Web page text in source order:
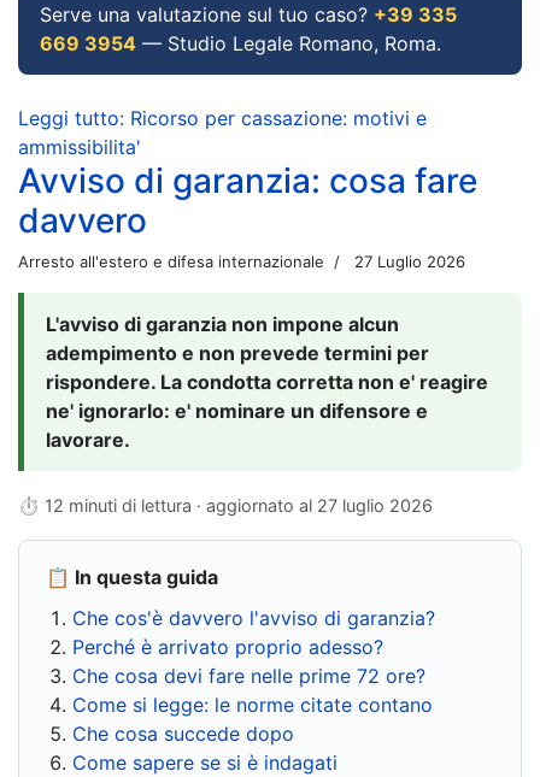
Serve una valutazione sul tuo caso? +39 335
669 3954 — Studio Legale Romano, Roma.
Leggi tutto: Ricorso per cassazione: motivi e
ammissibilita'
Avviso di garanzia: cosa fare
davvero
Arresto all'estero e difesa internazionale 27 Luglio 2026
L'avviso di garanzia non impone alcun
adempimento e non prevede termini per
rispondere. La condotta corretta non e' reagire
ne' ignorarlo: e' nominare un difensore e
lavorare.
⏱ 12 minuti di lettura · aggiornato al 27 luglio 2026
📋 In questa guida
Che cos'è davvero l'avviso di garanzia?
Perché è arrivato proprio adesso?
Che cosa devi fare nelle prime 72 ore?
Come si legge: le norme citate contano
Che cosa succede dopo
Come sapere se si è indagati